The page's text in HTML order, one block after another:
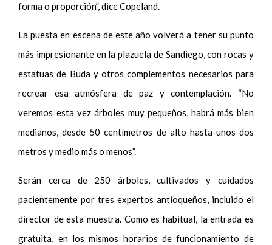
forma o proporción”, dice Copeland.
La puesta en escena de este año volverá a tener su punto
más impresionante en la plazuela de Sandiego, con rocas y
estatuas de Buda y otros complementos necesarios para
recrear esa atmósfera de paz y contemplación. “No
veremos esta vez árboles muy pequeños, habrá más bien
medianos, desde 50 centímetros de alto hasta unos dos
metros y medio más o menos”.
Serán cerca de 250 árboles, cultivados y cuidados
pacientemente por tres expertos antioqueños, incluido el
director de esta muestra. Como es habitual, la entrada es
gratuita, en los mismos horarios de funcionamiento de